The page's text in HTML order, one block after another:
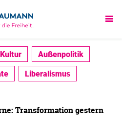
Außenpolitik
Liberalismus
Transformation gestern